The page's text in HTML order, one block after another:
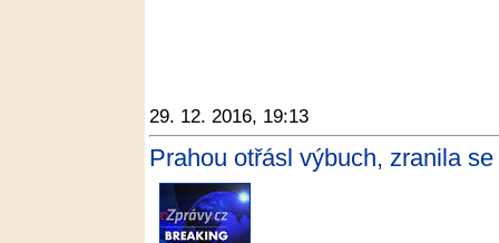
29. 12. 2016, 19:13
Prahou otřásl výbuch, zranila